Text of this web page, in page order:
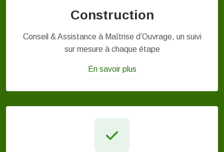
Construction
Conseil & Assistance à Maîtrise d’Ouvrage, un suivi
sur mesure à chaque étape
En savoir plus